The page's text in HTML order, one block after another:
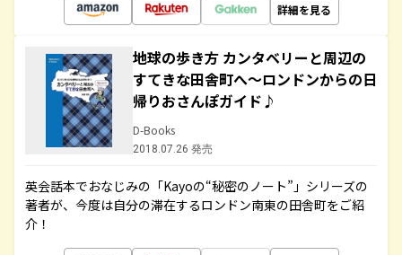
詳細を見る
地球の歩き方 カンタベリーと周辺の
すてきな田舎町へ～ロンドンからの日
帰りおさんぽガイド♪
D-Books
2018.07.26 発売
英会話本でおなじみの「Kayoの“秘密のノート”」シリーズの
著者が、今度は自分の滞在するロンドン南東の田舎町をご紹
介！